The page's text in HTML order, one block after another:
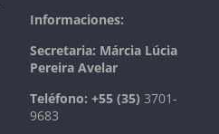
Informaciones:
Secretaria: Márcia Lúcia
Pereira Avelar
Teléfono: +55 (35) 3701-
9683